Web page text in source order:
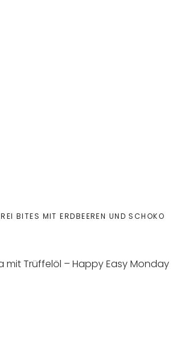
BITES MIT ERDBEEREN UND SCHOKO